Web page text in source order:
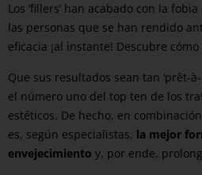
Los ‘fillers’ han acabado con la
las personas que se han rendido
eficacia ¡al instante! Descubre
Que sus resultados sean tan ‘prêt-
el número uno del top ten de los
estéticos. De hecho, en
es, según especialistas, la mejor
envejecimiento y, por ende,